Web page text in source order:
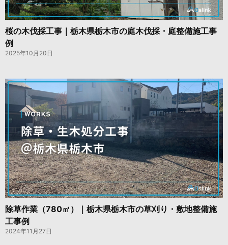
桜の木伐採工事｜栃木県栃木市の庭木伐採・庭整備施工事
例
2025年10月20日
除草作業（780㎡）｜栃木県栃木市の草刈り・敷地整備施
工事例
2024年11月27日